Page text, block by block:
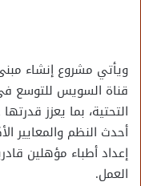
ويأتي مشروع إنشاء
قناة السويس للتوسع
التحتية، بما يعزز
أحدث النظم والمعايير
إعداد أطباء مؤهلين
العمل.